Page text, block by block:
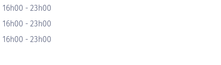
- 23h00
- 23h00
- 23h00